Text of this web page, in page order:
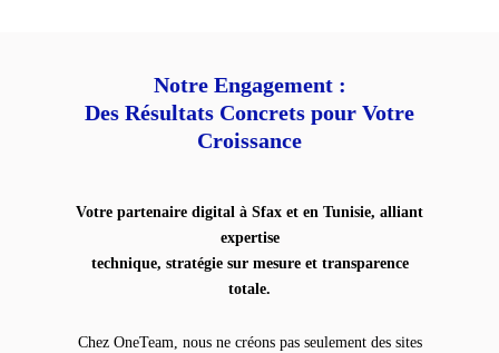
Notre Engagement :
Des Résultats Concrets pour Votre
Croissance
Votre partenaire digital à Sfax et en Tunisie, alliant
expertise
technique, stratégie sur mesure et transparence
totale.
Chez OneTeam, nous ne créons pas seulement des sites